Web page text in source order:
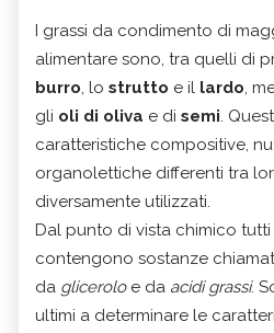
I grassi da condimento di
alimentare sono, tra quelli di
burro, lo strutto e il lardo,
gli oli di oliva e di semi.
caratteristiche compositive,
organolettiche differenti tra
diversamente utilizzati.
Dal punto di vista chimico tutti
contengono sostanze
da gliceroloe da acidi grassi.
ultimi a determinare le